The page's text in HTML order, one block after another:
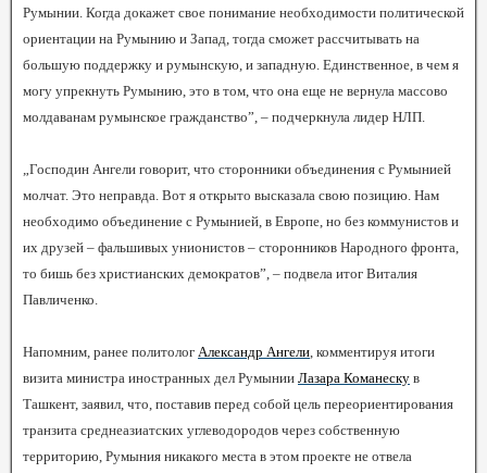
Румынии. Когда докажет свое понимание необходимости политической
ориентации на Румынию и Запад, тогда сможет рассчитывать на
большую поддержку и румынскую, и западную. Единственное, в чем я
могу упрекнуть Румынию, это в том, что она еще не вернула массово
молдаванам румынское гражданство”, – подчеркнула лидер НЛП.
„Господин Ангели говорит, что сторонники объединения с Румынией
молчат. Это неправда. Вот я открыто высказала свою позицию. Нам
необходимо объединение с Румынией, в Европе, но без коммунистов и
их друзей – фальшивых унионистов – сторонников Народного фронта,
то бишь без христианских демократов”, – подвела итог Виталия
Павличенко.
Напомним, ранее политолог Александр Ангели, комментируя итоги
визита министра иностранных дел Румынии Лазара Команеску в
Ташкент, заявил, что, поставив перед собой цель переориентирования
транзита среднеазиатских углеводородов через собственную
территорию, Румыния никакого места в этом проекте не отвела